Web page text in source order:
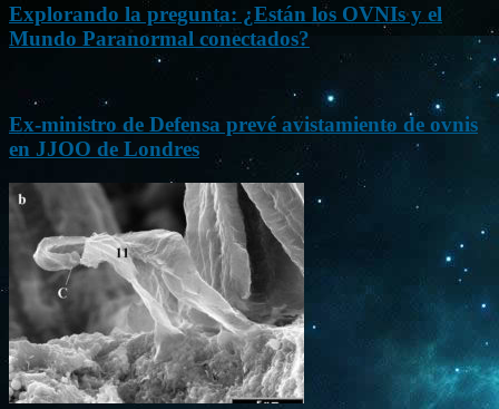
Explorando la pregunta: ¿Están los OVNIs y el
Mundo Paranormal conectados?
Ex-ministro de Defensa prevé avistamiento de ovnis
en JJOO de Londres